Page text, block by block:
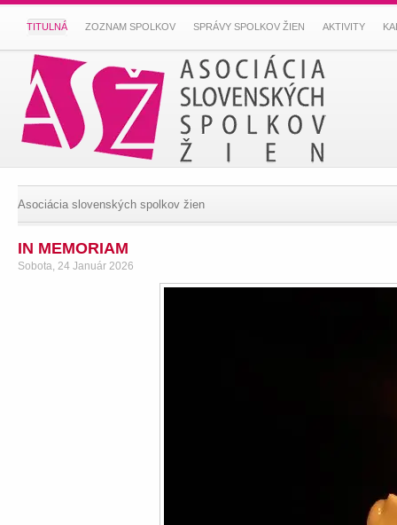
TITULNÁ ZOZNAM SPOLKOV SPRÁVY SPOLKOV ŽIEN AKTIVITY
Asociácia slovenských spolkov žien
IN MEMORIAM
Sobota, 24 Január 2026